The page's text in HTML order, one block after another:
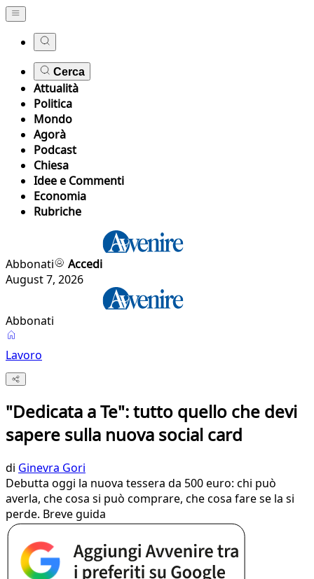
Cerca
Attualità
Politica
Mondo
Agorà
Podcast
Chiesa
Idee e Commenti
Economia
Rubriche
Abbonati
Accedi
August 7, 2026
Abbonati
Lavoro
"Dedicata a Te": tutto quello che devi
sapere sulla nuova social card
di Ginevra Gori
Debutta oggi la nuova tessera da 500 euro: chi può
averla, che cosa si può comprare, che cosa fare se la si
perde. Breve guida